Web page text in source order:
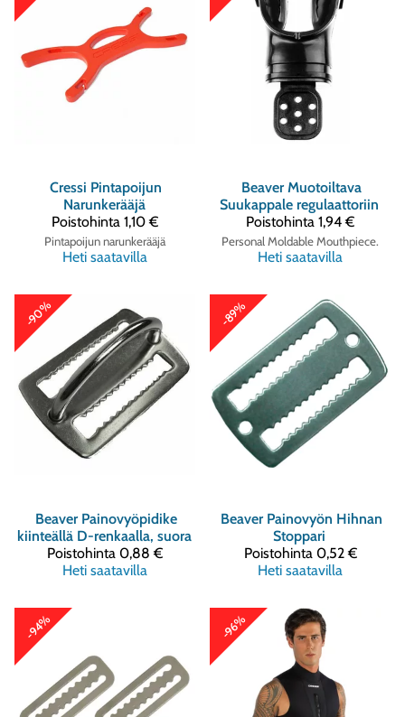
Cressi Pintapoijun
Narunkerääjä
Poistohinta 1,10 €
Pintapoijun narunkerääjä
Heti saatavilla
Beaver Muotoiltava
Suukappale regulaattoriin
Poistohinta 1,94 €
Personal Moldable Mouthpiece.
Heti saatavilla
-90%
Beaver Painovyöpidike
kiinteällä D-renkaalla, suora
Poistohinta 0,88 €
Heti saatavilla
-89%
Beaver Painovyön Hihnan
Stoppari
Poistohinta 0,52 €
Heti saatavilla
-94% -96%